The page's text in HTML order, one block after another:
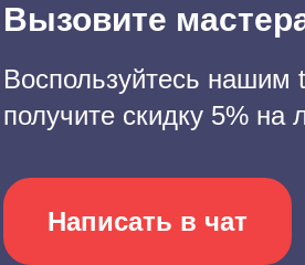
Вызовите
Воспользуйтесь нашим
получите скидку 5% на
Написать в чат